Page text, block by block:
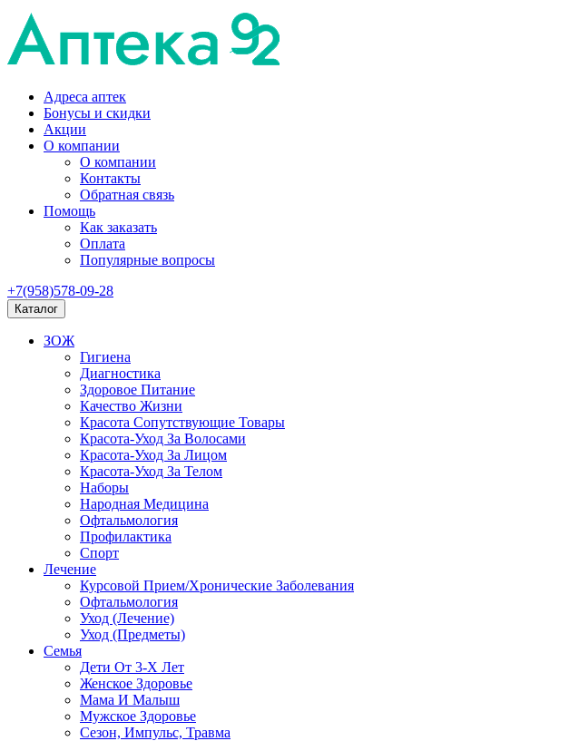
Адреса аптек
Бонусы и скидки
Акции
О компании
О компании
Контакты
Обратная связь
Помощь
Как заказать
Оплата
Популярные вопросы
+7(958)578-09-28
Каталог
ЗОЖ
Гигиена
Диагностика
Здоровое Питание
Качество Жизни
Красота Сопутствующие Товары
Красота-Уход За Волосами
Красота-Уход За Лицом
Красота-Уход За Телом
Наборы
Народная Медицина
Офтальмология
Профилактика
Спорт
Лечение
Курсовой Прием/Хронические Заболевания
Офтальмология
Уход (Лечение)
Уход (Предметы)
Семья
Дети От 3-Х Лет
Женское Здоровье
Мама И Малыш
Мужское Здоровье
Сезон, Импульс, Травма